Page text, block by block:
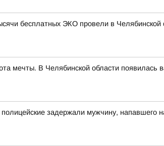
бесплатных ЭКО провели в Челябинской
мечты. В Челябинской области появилась
задержали мужчину, напавшего